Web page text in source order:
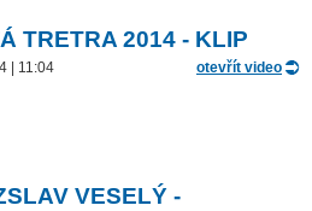
TRETRA 2014 - KLIP
| 11:04 otevřít video
VESELÝ -